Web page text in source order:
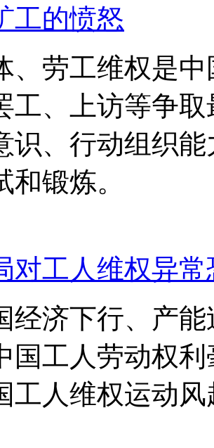
工的愤怒
、劳工维权是
工、上访等争
识、行动组织
锻炼。
对工人维权异
经济下行、产
国工人劳动权
工人维权运动